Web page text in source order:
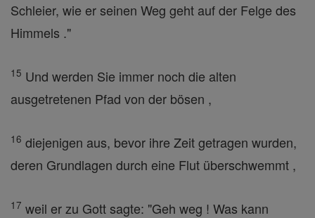
Schleier, wie er seinen Weg geht auf der Felge des
Himmels ."
15 Und werden Sie immer noch die alten
ausgetretenen Pfad von der bösen ,
16 diejenigen aus, bevor ihre Zeit getragen wurden,
deren Grundlagen durch eine Flut überschwemmt ,
17 weil er zu Gott sagte: "Geh weg ! Was kann